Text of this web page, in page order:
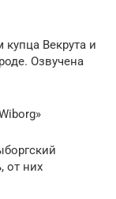
Векрута и
Озвучена
от них